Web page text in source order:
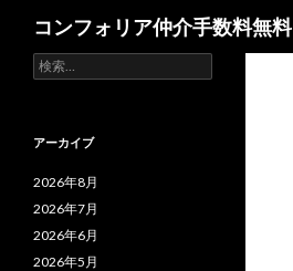
コンフォリア仲介手数料無料
検
索:
アーカイブ
2026年8月
2026年7月
2026年6月
2026年5月